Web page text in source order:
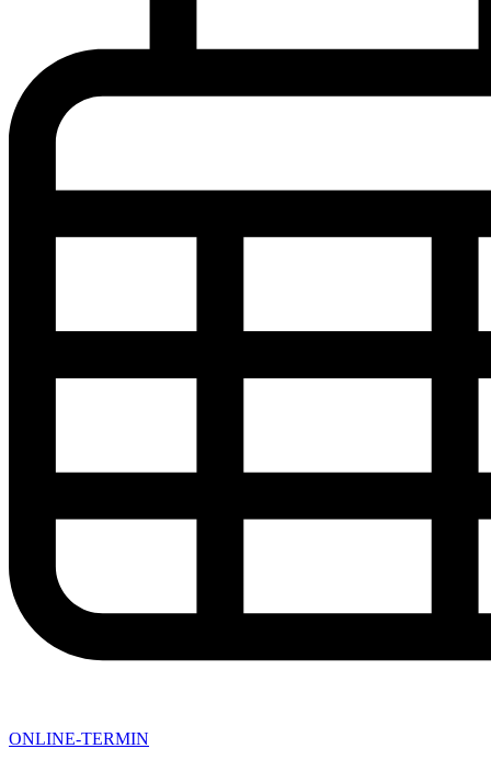
ONLINE-TERMIN